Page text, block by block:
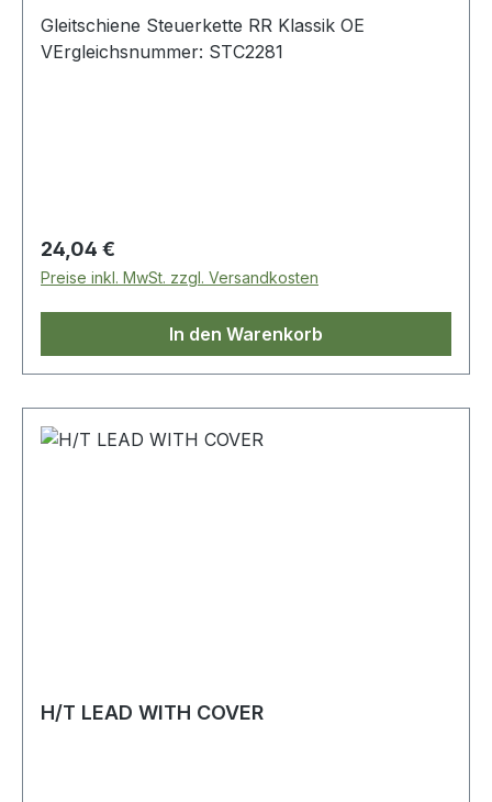
Gleitschiene Steuerkette RR Klassik OE
VErgleichsnummer: STC2281
Regulärer Preis:
24,04 €
Preise inkl. MwSt. zzgl. Versandkosten
In den Warenkorb
H/T LEAD WITH COVER